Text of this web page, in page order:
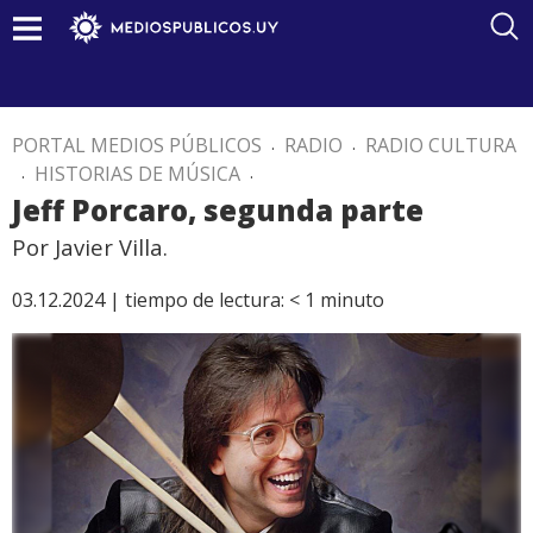
PORTAL MEDIOS PÚBLICOS . RADIO . RADIO CULTURA
. HISTORIAS DE MÚSICA .
Jeff Porcaro, segunda parte
Por Javier Villa.
03.12.2024 | tiempo de lectura: < 1 minuto